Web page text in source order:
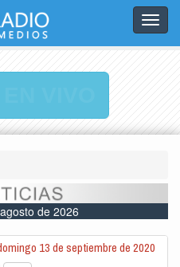
de 2026
13 de septiembre de 2020